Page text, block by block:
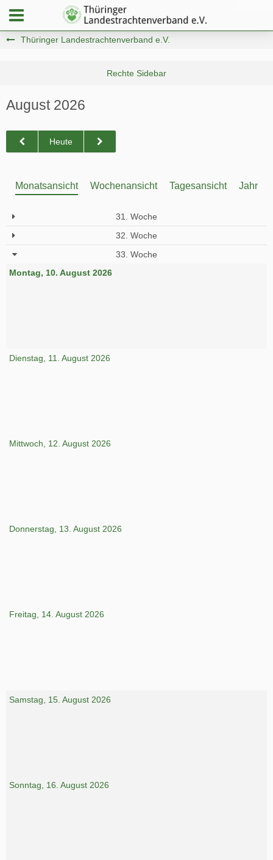
Thüringer Landestrachtenverband e.V.
August 2026
Heute
Monatsansicht Wochenansicht Tagesansicht
31. Woche
32. Woche
33. Woche
Montag, 10. August 2026
Dienstag, 11. August 2026
Mittwoch, 12. August 2026
Donnerstag, 13. August 2026
Freitag, 14. August 2026
Samstag, 15. August 2026
Sonntag, 16. August 2026